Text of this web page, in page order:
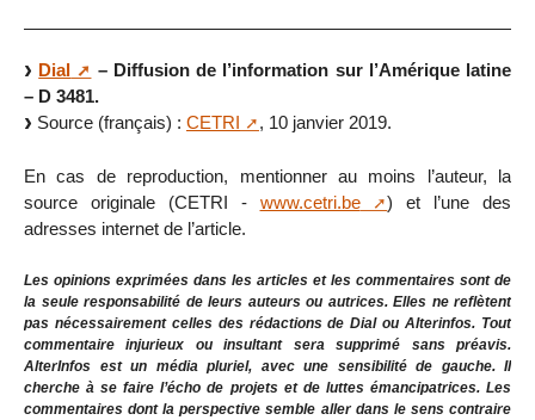
Dial
– Diffusion de l’information sur l’Amérique latine
– D 3481.
Source (français) : CETRI , 10 janvier 2019.
En cas de reproduction, mentionner au moins l’auteur, la
source originale (CETRI - www.cetri.be
) et l’une des
adresses internet de l’article.
Les opinions exprimées dans les articles et les commentaires sont de
la seule responsabilité de leurs auteurs ou autrices. Elles ne reflètent
pas nécessairement celles des rédactions de Dial ou Alterinfos. Tout
commentaire injurieux ou insultant sera supprimé sans préavis.
AlterInfos est un média pluriel, avec une sensibilité de gauche. Il
cherche à se faire l’écho de projets et de luttes émancipatrices. Les
commentaires dont la perspective semble aller dans le sens contraire